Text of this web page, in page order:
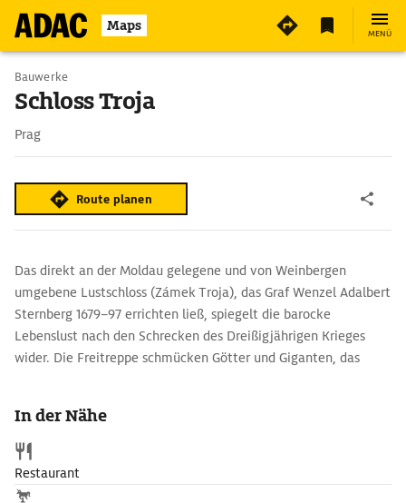
Maps MENÜ
Bauwerke
Schloss Troja
Prag
Route planen
Das direkt an der Moldau gele­gene und von Weinbergen
umgebene Lustschloss (Zámek Troja), das Graf Wenzel Adalbert
Sternberg 1679–97 errichten ließ, spiegelt die barocke
Lebenslust nach den Schrecken des Dreißigjährigen Krieges
wider. Die Freitreppe schmücken Götter und Giganten, das
Die Galerie der Hauptstadt Prag ­(Galerie hlavního města Prahy)
präsentiert im Schloss auch Wechselausstellungen.
In der Nähe
Restaurant